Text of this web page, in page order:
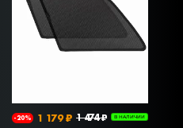
-20% 1 179 ₽ 1 474 ₽ В НАЛИЧИИ